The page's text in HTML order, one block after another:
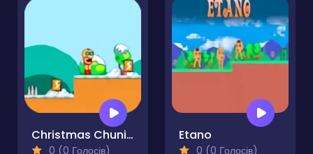
Christmas Chuni Bot
0 (0 Голосів)
Etano
0 (0 Голосів)